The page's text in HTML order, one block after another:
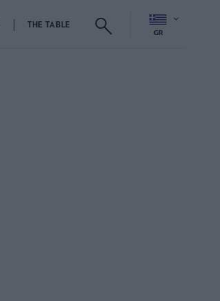
THE TABLE
GR